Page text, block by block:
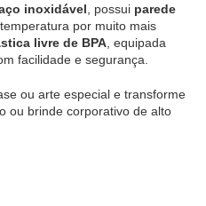
inoxidável , possui parede
por muito mais
livre de BPA , equipada
facilidade e segurança.
ou arte especial e transforme
ou brinde corporativo de alto